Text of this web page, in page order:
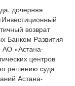
дочерняя
возврат
Банком Развития
АО «Астана-
центров
решению суда
Астана-